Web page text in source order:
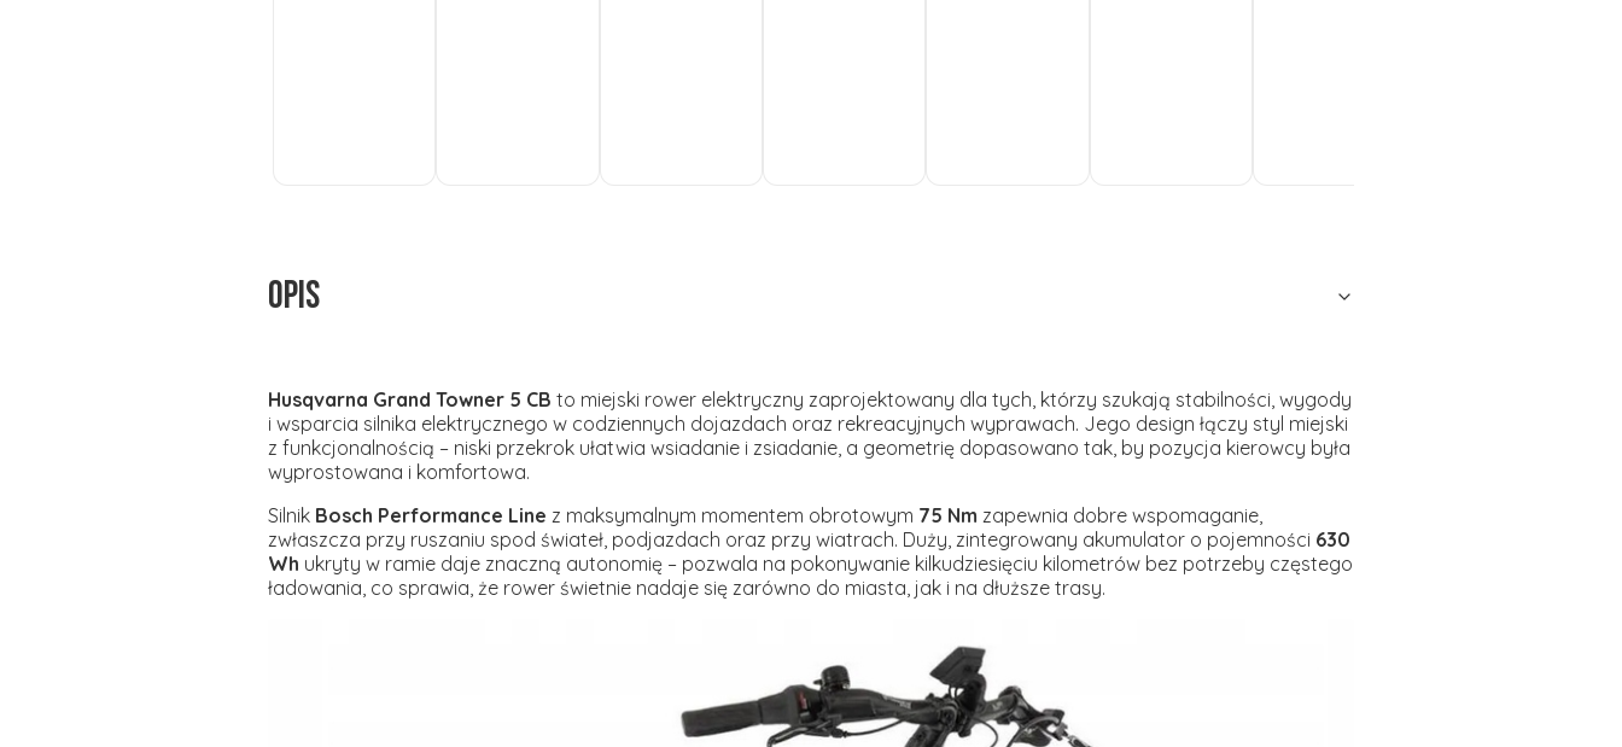
Opis
Husqvarna Grand Towner 5 CB to miejski rower elektryczny zaprojektowany dla tych, którzy szukają stabilności, wygody
i wsparcia silnika elektrycznego w codziennych dojazdach oraz rekreacyjnych wyprawach. Jego design łączy styl miejski
z funkcjonalnością – niski przekrok ułatwia wsiadanie i zsiadanie, a geometrię dopasowano tak, by pozycja kierowcy była
wyprostowana i komfortowa.
Silnik Bosch Performance Line z maksymalnym momentem obrotowym 75 Nm zapewnia dobre wspomaganie,
zwłaszcza przy ruszaniu spod świateł, podjazdach oraz przy wiatrach. Duży, zintegrowany akumulator o pojemności 630
Wh ukryty w ramie daje znaczną autonomię – pozwala na pokonywanie kilkudziesięciu kilometrów bez potrzeby częstego
ładowania, co sprawia, że rower świetnie nadaje się zarówno do miasta, jak i na dłuższe trasy.